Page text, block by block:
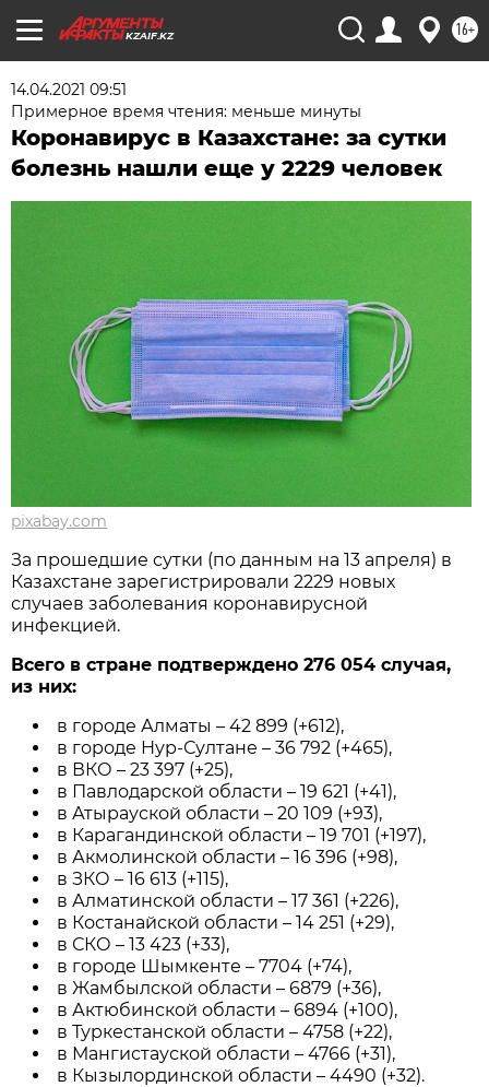
KZAIF.KZ 16+
14.04.2021 09:51
Примерное время чтения: меньше минуты
Коронавирус в Казахстане: за сутки
болезнь нашли еще у 2229 человек
pixabay.com
За прошедшие сутки (по данным на 13 апреля) в
Казахстане зарегистрировали 2229 новых
случаев заболевания коронавирусной
инфекцией.
Всего в стране подтверждено 276 054 случая,
из них:⠀
в городе Алматы – 42 899 (+612),
в городе Нур-Султане – 36 792 (+465),
в ВКО – 23 397 (+25),
в Павлодарской области – 19 621 (+41),
в Атырауской области – 20 109 (+93),
в Карагандинской области – 19 701 (+197),
в Акмолинской области – 16 396 (+98),
в ЗКО – 16 613 (+115),
в Алматинской области – 17 361 (+226),
в Костанайской области – 14 251 (+29),
в СКО – 13 423 (+33),
в городе Шымкенте – 7704 (+74),
в Жамбылской области – 6879 (+36),
в Актюбинской области – 6894 (+100),
в Туркестанской области – 4758 (+22),
в Мангистауской области – 4766 (+31),
в Кызылординской области – 4490 (+32).